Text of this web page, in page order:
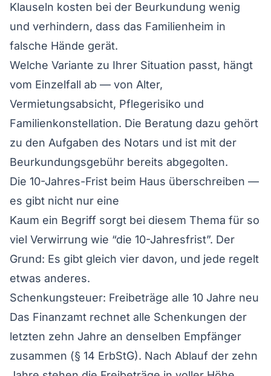
Klauseln kosten bei der Beurkundung wenig
und verhindern, dass das Familienheim in
falsche Hände gerät.
Welche Variante zu Ihrer Situation passt, hängt
vom Einzelfall ab — von Alter,
Vermietungsabsicht, Pflegerisiko und
Familienkonstellation. Die Beratung dazu gehört
zu den Aufgaben des Notars und ist mit der
Beurkundungsgebühr bereits abgegolten.
Die 10-Jahres-Frist beim Haus überschreiben —
es gibt nicht nur eine
Kaum ein Begriff sorgt bei diesem Thema für so
viel Verwirrung wie “die 10-Jahresfrist”. Der
Grund: Es gibt gleich vier davon, und jede regelt
etwas anderes.
Schenkungsteuer: Freibeträge alle 10 Jahre neu
Das Finanzamt rechnet alle Schenkungen der
letzten zehn Jahre an denselben Empfänger
zusammen (§ 14 ErbStG). Nach Ablauf der zehn